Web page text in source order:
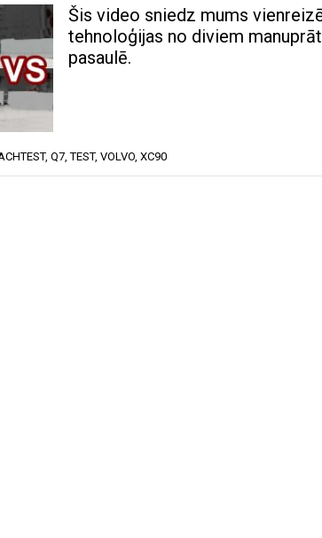
Šis video sniedz mums
tehnoloģijas no diviem
pasaulē.
, Q7 ,TEST, VOLVO XC90